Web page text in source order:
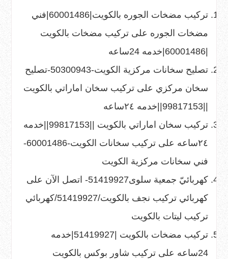
تركيب مضخات الجوره بالكويت|60001486|فني
مضخات الجوره على تركيب مضخات بالكويت
تصليح سخانات مركزية الكويت-50300943-تصليح
سخان مركزي على تركيب سخان اماراتي بالكويت
تركيب سخان اماراتي بالكويت ||99817153||خدمه
٢٤ساعه
على
تركيب سخانات الكويت-60001486-
فني سخانات مركزية الكويت
كهربائيّ جمعية سلوى51419927- اتصل الآن
على
كهربائي تركيب نجف بالكويت/51419927/كهربائي
تركيب ليتات بالكويت
تركيب مضخات بالكويت |51419927|خدمه
24ساعه
على تركيب شاور بوكس بالكويت